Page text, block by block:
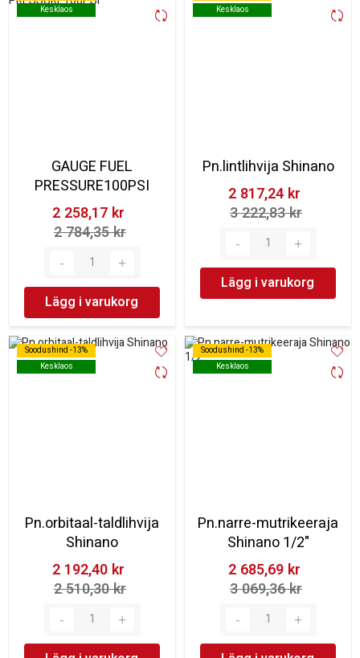
Kesklaos
Kesklaos
GAUGE FUEL
PRESSURE100PSI
2 258,17 kr‎
2 784,35 kr‎
Lägg i varukorg
Kesklaos
Kesklaos
Pn.lintlihvija Shinano
2 817,24 kr‎
3 222,83 kr‎
Lägg i varukorg
Soodushind -13%
Kesklaos
Soodushind -13%
Kesklaos
Pn.orbitaal-taldlihvija
Shinano
2 192,40 kr‎
2 510,30 kr‎
Soodushind -13%
Kesklaos
Soodushind -13%
Kesklaos
Pn.narre-mutrikeeraja
Shinano 1/2"
2 685,69 kr‎
3 069,36 kr‎